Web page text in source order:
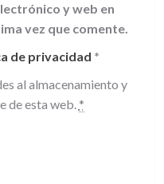
y web en
vez que comente.
de privacidad *
al almacenamiento y
de esta web. *